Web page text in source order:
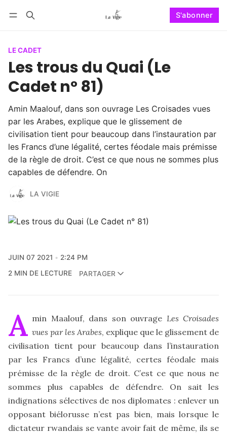
S'abonner
LE CADET
Les trous du Quai (Le
Cadet n° 81)
Amin Maalouf, dans son ouvrage Les Croisades vues
par les Arabes, explique que le glissement de
civilisation tient pour beaucoup dans l’instauration par
les Francs d’une légalité, certes féodale mais prémisse
de la règle de droit. C’est ce que nous ne sommes plus
capables de défendre. On
LA VIGIE
JUIN 07 2021
2:24 PM
2 MIN DE LECTURE
PARTAGER
A min Maalouf, dans son ouvrage Les Croisades
vues par les Arabes, explique que le glissement de
civilisation tient pour beaucoup dans l’instauration
par les Francs d’une légalité, certes féodale mais
prémisse de la règle de droit. C’est ce que nous ne
sommes plus capables de défendre. On sait les
indignations sélectives de nos diplomates : enlever un
opposant biélorusse n’est pas bien, mais lorsque le
dictateur rwandais se vante avoir fait de même, ils se